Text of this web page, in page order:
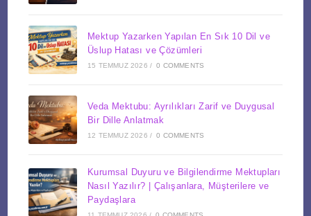
Mektup Yazarken Yapılan En Sık 10 Dil ve
Üslup Hatası ve Çözümleri
15 TEMMUZ 2026 / 0 COMMENTS
Veda Mektubu: Ayrılıkları Zarif ve Duygusal
Bir Dille Anlatmak
12 TEMMUZ 2026 / 0 COMMENTS
Kurumsal Duyuru ve Bilgilendirme Mektupları
Nasıl Yazılır? | Çalışanlara, Müşterilere ve
Paydaşlara